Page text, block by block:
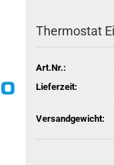
Thermostat
Art.Nr.:
Lieferzeit:
Versandgewicht: